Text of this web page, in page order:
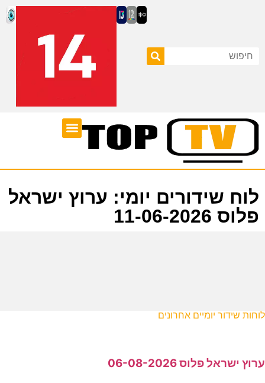
לוח שידורים יומי: ערוץ ישראל
פלוס 11-06-2026
לוחות שידור יומיים אחרונים
ערוץ ישראל פלוס 06-08-2026